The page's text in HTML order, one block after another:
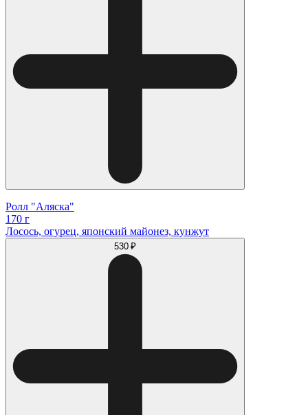
Ролл "Аляска"
170 г
Лосось, огурец, японский майонез, кунжут
530 ₽